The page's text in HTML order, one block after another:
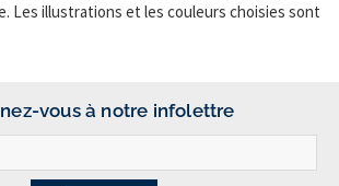
Les illustrations et les couleurs choisies sont
vous à notre infolettre